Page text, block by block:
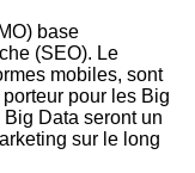
base
(SEO). Le
mobiles, sont
pour les Big
Data seront un
sur le long